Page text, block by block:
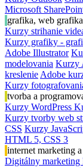
Microsoft
grafika, web
Kurzy strihanie
Kurzy grafiky -
Adobe Illustrator
modelovania Kurzy
kreslenie Adobe
Kurzy
tvorba a
Kurzy WordPress
Kurzy tvorby web
CSS Kurzy
HTML 5, CSS 3
internet marketing
Digitálny marketing